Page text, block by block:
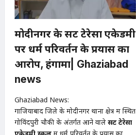
मोदीनगर के सेंट टेरेसा एकेडमी
पर धर्म परिवर्तन के प्रयास का
आरोप, हंगामा | Ghaziabad
news
Ghaziabad News:
गाजियाबाद जिले के मोदीनगर थाना क्षेत्र में स्थित
गोविंदपुरी चौकी के अंतर्गत आने वाले सेंट टेरेसा